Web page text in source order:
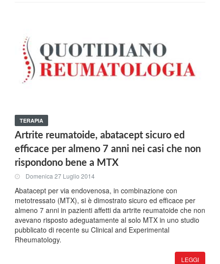
TERAPIA
Artrite reumatoide, abatacept sicuro ed
efficace per almeno 7 anni nei casi che non
rispondono bene a MTX
Domenica 27 Luglio 2014
Abatacept per via endovenosa, in combinazione con
metotressato (MTX), si è dimostrato sicuro ed efficace per
almeno 7 anni in pazienti affetti da artrite reumatoide che non
avevano risposto adeguatamente al solo MTX in uno studio
pubblicato di recente su Clinical and Experimental
Rheumatology.
LEGGI